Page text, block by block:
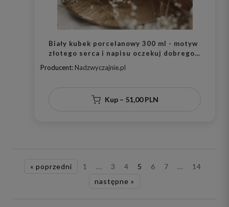
Biały kubek porcelanowy 300 ml - motyw
złotego serca i napisu oczekuj dobrego
dla bliskiej osoby na urodziny
Producent: Nadzwyczajnie.pl
Kup – 51,00 PLN
« poprzedni 1 ... 3 4 5 6 7 ...
14
następne »